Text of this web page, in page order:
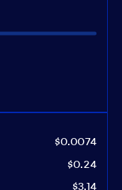
$0.0074
$0.24
$3.14